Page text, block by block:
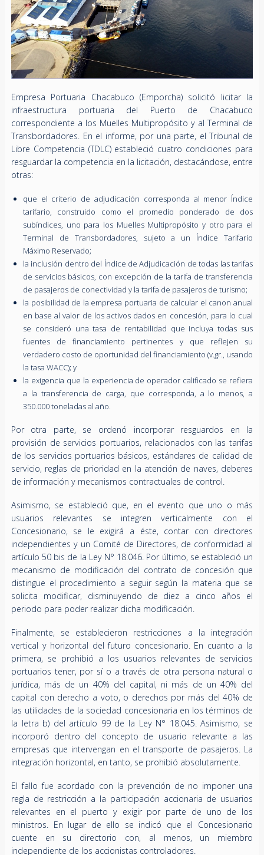
Empresa Portuaria Chacabuco (Emporcha) solicitó licitar la
infraestructura portuaria del Puerto de Chacabuco
correspondiente a los Muelles Multipropósito y al Terminal de
Transbordadores. En el informe, por una parte, el Tribunal de
Libre Competencia (TDLC) estableció cuatro condiciones para
resguardar la competencia en la licitación, destacándose, entre
otras:
que el criterio de adjudicación corresponda al menor Índice
tarifario, construido como el promedio ponderado de dos
subíndices, uno para los Muelles Multipropósito y otro para el
Terminal de Transbordadores, sujeto a un Índice Tarifario
Máximo Reservado;
la inclusión dentro del Índice de Adjudicación de todas las tarifas
de servicios básicos, con excepción de la tarifa de transferencia
de pasajeros de conectividad y la tarifa de pasajeros de turismo;
la posibilidad de la empresa portuaria de calcular el canon anual
en base al valor de los activos dados en concesión, para lo cual
se consideró una tasa de rentabilidad que incluya todas sus
fuentes de financiamiento pertinentes y que reflejen su
verdadero costo de oportunidad del financiamiento (v.gr., usando
la tasa WACC); y
la exigencia que la experiencia de operador calificado se refiera
a la transferencia de carga, que corresponda, a lo menos, a
350.000 toneladas al año.
Por otra parte, se ordenó incorporar resguardos en la
provisión de servicios portuarios, relacionados con las tarifas
de los servicios portuarios básicos, estándares de calidad de
servicio, reglas de prioridad en la atención de naves, deberes
de información y mecanismos contractuales de control.
Asimismo, se estableció que, en el evento que uno o más
usuarios relevantes se integren verticalmente con el
Concesionario, se le exigirá a éste, contar con directores
independientes y un Comité de Directores, de conformidad al
artículo 50 bis de la Ley N° 18.046. Por último, se estableció un
mecanismo de modificación del contrato de concesión que
distingue el procedimiento a seguir según la materia que se
solicita modificar, disminuyendo de diez a cinco años el
periodo para poder realizar dicha modificación.
Finalmente, se establecieron restricciones a la integración
vertical y horizontal del futuro concesionario. En cuanto a la
primera, se prohibió a los usuarios relevantes de servicios
portuarios tener, por sí o a través de otra persona natural o
jurídica, más de un 40% del capital, ni más de un 40% del
capital con derecho a voto, o derechos por más del 40% de
las utilidades de la sociedad concesionaria en los términos de
la letra b) del artículo 99 de la Ley N° 18.045. Asimismo, se
incorporó dentro del concepto de usuario relevante a las
empresas que intervengan en el transporte de pasajeros. La
integración horizontal, en tanto, se prohibió absolutamente.
El fallo fue acordado con la prevención de no imponer una
regla de restricción a la participación accionaria de usuarios
relevantes en el puerto y exigir por parte de uno de los
ministros. En lugar de ello se indicó que el Concesionario
cuente en su directorio con, al menos, un miembro
independiente de los accionistas controladores.